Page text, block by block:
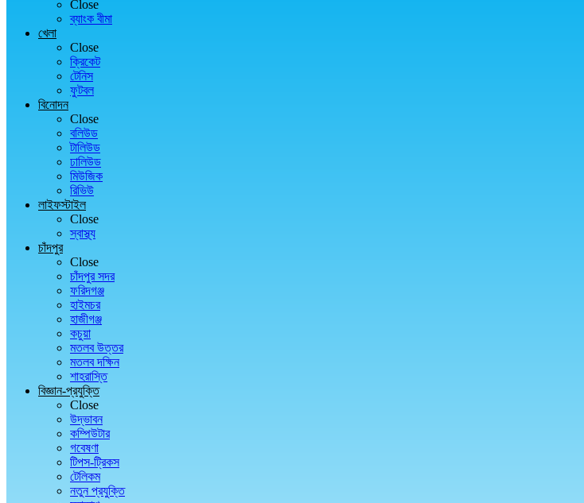
Close
ব্যাংক বীমা
খেলা
Close
ক্রিকেট
টেনিস
ফুটবল
বিনোদন
Close
বলিউড
টালিউড
ঢালিউড
মিউজিক
রিভিউ
লাইফস্টাইল
Close
স্বাস্থ্য
চাঁদপুর
Close
চাঁদপুর সদর
ফরিদগঞ্জ
হাইমচর
হাজীগঞ্জ
কচুয়া
মতলব উত্তর
মতলব দক্ষিন
শাহরাস্তি
বিজ্ঞান-প্রযুক্তি
Close
উদ্ভাবন
কম্পিউটার
গবেষণা
টিপস-ট্রিকস
টেলিকম
নতুন প্রযুক্তি